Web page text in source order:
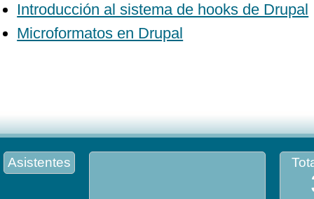
Introducción al sistema de hooks de Drupal
Microformatos en Drupal
Asistentes